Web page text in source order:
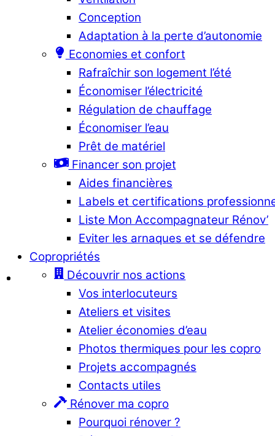
Conception
Adaptation à la perte d’autonomie
Economies et confort
Rafraîchir son logement l’été
Économiser l’électricité
Régulation de chauffage
Économiser l’eau
Prêt de matériel
Financer son projet
Aides financières
Labels et certifications
Liste Mon Accompagnateur Rénov’
Eviter les arnaques et se défendre
Copropriétés
Découvrir nos actions
Vos interlocuteurs
Ateliers et visites
Atelier économies d’eau
Photos thermiques pour les copro
Projets accompagnés
Contacts utiles
Rénover ma copro
Pourquoi rénover ?